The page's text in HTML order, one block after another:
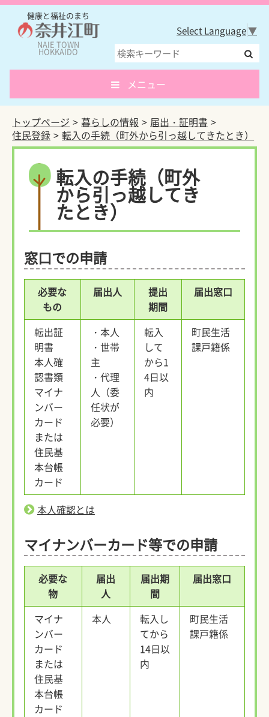
健康と福祉のまち
NAIE TOWN
HOKKAIDO
Select Language▼
メニュー
トップページ 暮らしの情報
届出・証明書
住民登録
転入の手続（町外から引っ越してきたとき）
転入の手続（町外
から引っ越してき
たとき）
窓口での申請
必要な
もの
届出人
提出
期間
届出窓口
転出証
明書
本人確
認書類
マイナ
ンバー
カード
または
住民基
本台帳
カード
・本人
・世帯
主
・代理
人（委
任状が
必要）
転入
して
から1
4日以
内
町民生活
課戸籍係
本人確認とは
マイナンバーカード等での申請
必要な
物
届出
人
届出期
間
届出窓口
マイナ
ンバー
カード
または
住民基
本台帳
カード
本人
転入し
てから
14日以
内
町民生活
課戸籍係